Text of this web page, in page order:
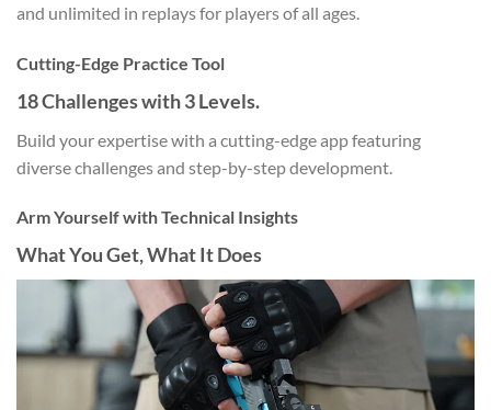
and unlimited in replays for players of all ages.
Cutting-Edge Practice Tool
18 Challenges with 3 Levels.
Build your expertise with a cutting-edge app featuring
diverse challenges and step-by-step development.
Arm Yourself with Technical Insights
What You Get, What It Does